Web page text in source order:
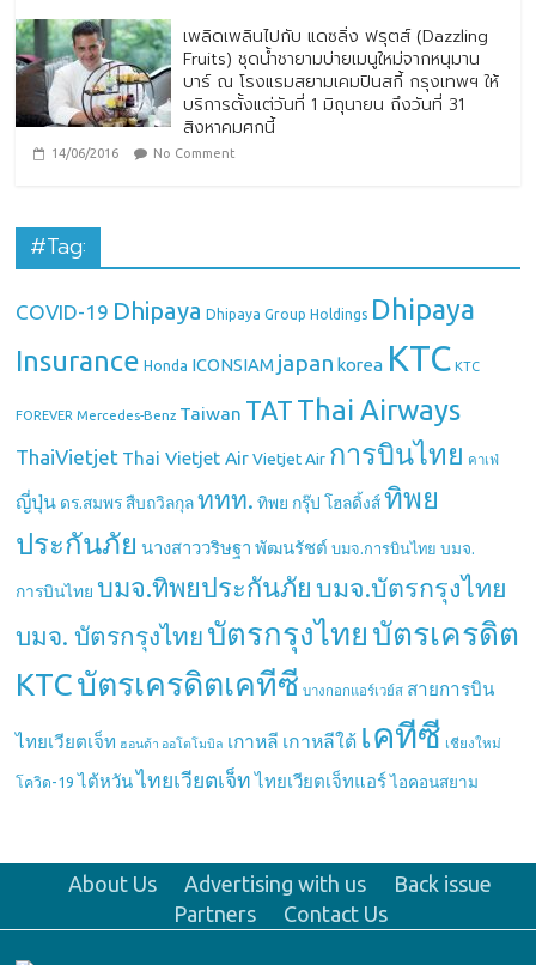
เพลิดเพลินไปกับ แดซลิ่ง ฟรุตส์ (Dazzling
Fruits) ชุดน้ำชายามบ่ายเมนูใหม่จากหนุมาน
บาร์ ณ โรงแรมสยามเคมปินสกี้ กรุงเทพฯ ให้
บริการตั้งแต่วันที่ 1 มิถุนายน ถึงวันที่ 31
สิงหาคมศกนี้
14/06/2016 No Comment
#Tag:
COVID-19 Dhipaya Dhipaya Group Holdings Dhipaya
Insurance Honda ICONSIAM japan korea KTC KTC
FOREVER Mercedes-Benz Taiwan TAT Thai Airways
ThaiVietjet Thai Vietjet Air Vietjet Air การบินไทย คาเฟ่
ญี่ปุ่น ดร.สมพร สืบถวิลกุล ททท. ทิพย กรุ๊ป โฮลดิ้งส์ ทิพย
ประกันภัย นางสาววริษฐา พัฒนรัชต์ บมจ.การบินไทย บมจ.
การบินไทย บมจ.ทิพยประกันภัย บมจ.บัตรกรุงไทย
บมจ. บัตรกรุงไทย บัตรกรุงไทย บัตรเครดิต
KTCบัตรเครดิตเคทีซี บางกอกแอร์เวย์ส สายการบิน
ไทยเวียตเจ็ท ฮอนด้า ออโตโมบิล เกาหลี เกาหลีใต้ เคทีซี เชียงใหม่
โควิด-19 ไต้หวัน ไทยเวียตเจ็ท ไทยเวียตเจ็ทแอร์ ไอคอนสยาม
About Us Advertising with us
Back issue
Partners
Contact Us